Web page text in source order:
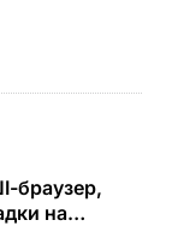
браузер,
на